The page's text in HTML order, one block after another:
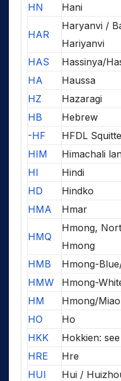
HN
Hani
HAR
Haryanvi /
Hariyanvi
HAS
Hassinya/
HA
Haussa
HZ
Hazaragi
HB
Hebrew
-HF
HFDL
HIM
Himachali
HI
Hindi
HD
Hindko
HMA
Hmar
HMQ
Hmong,
Hmong
HMB
Hmong-
HMW
Hmong-
HM
Hmong/
HO
Ho
HKK
Hokkien:
HRE
Hre
HUI
Hui /